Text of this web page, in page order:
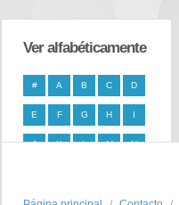
Ver alfabéticamente
# A B C D
E F G H I
J K L M N
T U V W X